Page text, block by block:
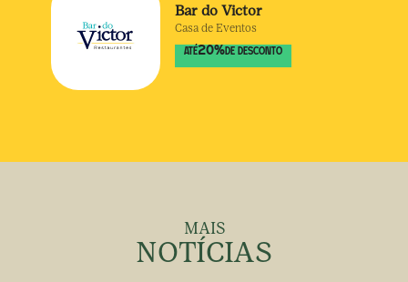
Bar do Victor
Casa de Eventos
ATÉ20% DE DESCONTO
MAIS
NOTÍCIAS